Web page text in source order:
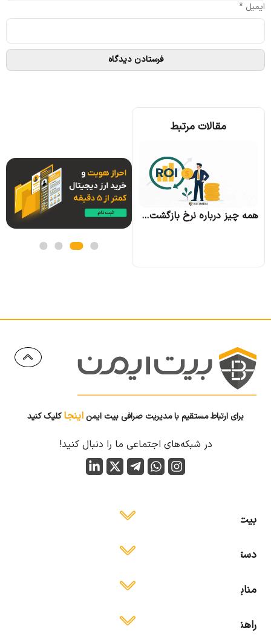
ایمیل *
مقالات مرتبط
همه چیز درباره نرخ بازگشت سرمایه و نحوه محاسبه آن
برای ارتباط مستقیم با مدیریت صرافی بیت ایمن اینجاکلیک کنید
در شبکه‌های اجتماعی ما را دنبال کنید!
بیت ایمن
دسترسی آسان
منابع آموزشی
راهنمای استفاده